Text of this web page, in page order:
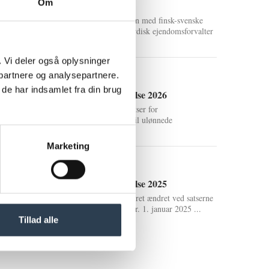
Om
deler også oplysninger
og analysepartnere.
har indsamlet fra din brug
Marketing
Tillad alle
Cobblestone går sammen med finsk-svenske
Retta og etablere ny nordisk ejendomsforvalter
1-01-2026
Bestyrelsesgodtgørelse 2026
Nye væsentlig øgede satser for
bestyrelsesgodtgørelse til ulønnede
13-01-2025
Bestyrelsesgodtgørelse 2025
Efter at der ikke har været ændret ved satserne
siden 2022, trådte der pr. 1. januar 2025 ...